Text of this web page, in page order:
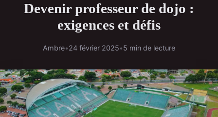
Devenir professeur de dojo :
exigences et défis
Ambre•24 février 2025•5 min de lecture